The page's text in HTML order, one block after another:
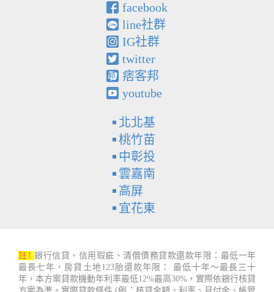
facebook
line社群
IG社群
twitter
痞客邦
youtube
北北基
桃竹苗
中彰投
雲嘉南
高屏
宜花東
註1 銀行信貸、信用瑕疵、清償債務貸款還款年限：最低一年
最長七年，房貸土地123胎還款年限： 最低十年～最長三十
年，本方案貸款機動年利率最低12%最高30%，實際依銀行核貸